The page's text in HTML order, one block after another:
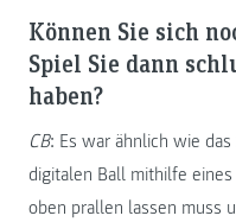
Können Sie sich
Spiel Sie dann
haben?
CB: Es war ähnlich wie das
digitalen Ball mithilfe
oben prallen lassen muss